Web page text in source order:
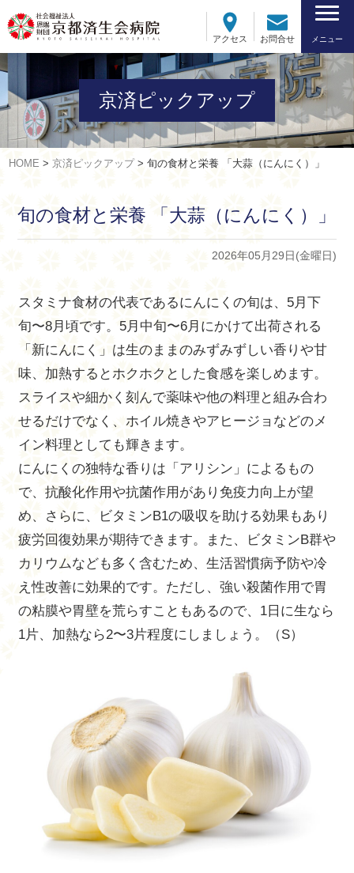
アクセス お問合せ メニュー
京済ピックアップ
HOME >京済ピックアップ>旬の食材と栄養 「大蒜（にんにく）」
旬の食材と栄養 「大蒜（にんにく）」
2026年05月29日(金曜日)
スタミナ食材の代表であるにんにくの旬は、5月下
旬〜8月頃です。5月中旬〜6月にかけて出荷される
「新にんにく」は生のままのみずみずしい香りや甘
味、加熱するとホクホクとした食感を楽しめます。
スライスや細かく刻んで薬味や他の料理と組み合わ
せるだけでなく、ホイル焼きやアヒージョなどのメ
イン料理としても輝きます。
にんにくの独特な香りは「アリシン」によるもの
で、抗酸化作用や抗菌作用があり免疫力向上が望
め、さらに、ビタミンB1の吸収を助ける効果もあり
疲労回復効果が期待できます。また、ビタミンB群や
カリウムなども多く含むため、生活習慣病予防や冷
え性改善に効果的です。ただし、強い殺菌作用で胃
の粘膜や胃壁を荒らすこともあるので、1日に生なら
1片、加熱なら2〜3片程度にしましょう。（S）